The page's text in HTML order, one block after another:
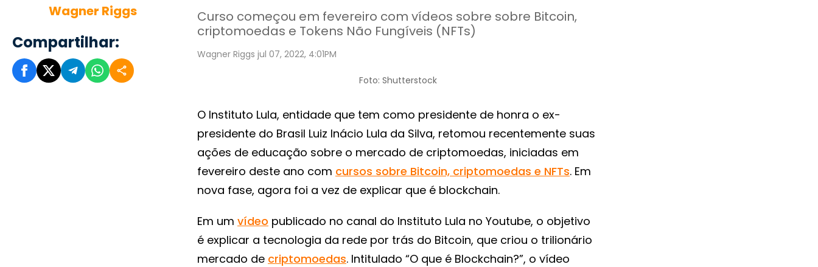
Wagner Riggs
Compartilhar:
Curso começou em fevereiro com vídeos sobre sobre Bitcoin,
criptomoedas e Tokens Não Fungíveis (NFTs)
Wagner Riggs jul 07, 2022, 4:01PM
Foto: Shutterstock
O Instituto Lula, entidade que tem como presidente de honra o ex-
presidente do Brasil Luiz Inácio Lula da Silva, retomou recentemente suas
ações de educação sobre o mercado de criptomoedas, iniciadas em
fevereiro deste ano com cursos sobre Bitcoin, criptomoedas e NFTs. Em
nova fase, agora foi a vez de explicar que é blockchain.
Em um vídeo publicado no canal do Instituto Lula no Youtube, o objetivo
é explicar a tecnologia da rede por trás do Bitcoin, que criou o trilionário
mercado de criptomoedas. Intitulado “O que é Blockchain?”, o vídeo